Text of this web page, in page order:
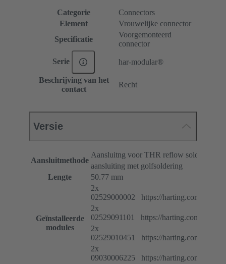
Categorie
Connectors
Element
Vrouwelijke connector
Specificatie
Voorgemonteerd
connector
Serie har-modular®
Beschrijving van het
contact
Recht
Versie
Aansluitmethode
Aansluitng voor THR reflow solderen
aansluiting met golfsoldering
Lengte
50.77 mm
Geïnstalleerde
modules
2x
02529000002 https://harting.com/
2x
02529091101 https://harting.com/
2x
02529010451 https://harting.com/
2x
09030006225 https://harting.com/